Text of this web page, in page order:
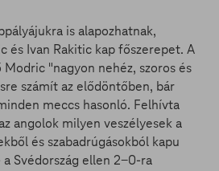
is alapozhatnak,
és Ivan Rakitic kap főszerepet. A
"nagyon nehéz, szoros és
számít az elődöntőben, bár
meccs hasonló. Felhívta
angolok milyen veszélyesek a
és szabadrúgásokból kapu
Svédország ellen 2-0-ra